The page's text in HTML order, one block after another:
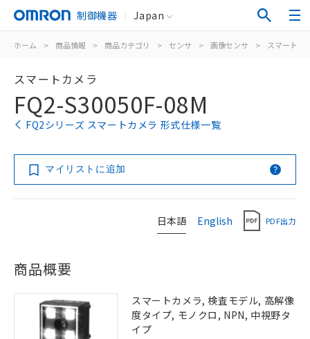
制御機器 Japan
ホーム > 商品情報 > 商品カテゴリ > センサ > 画像センサ > スマートカ
スマートカメラ
FQ2-S30050F-08M
FQ2シリーズ スマートカメラ 形式仕様一覧
マイリストに追加
日本語 English PDF出力
商品概要
スマートカメラ, 検査モデル, 高解像
度タイプ, モノクロ, NPN, 中視野タ
イプ